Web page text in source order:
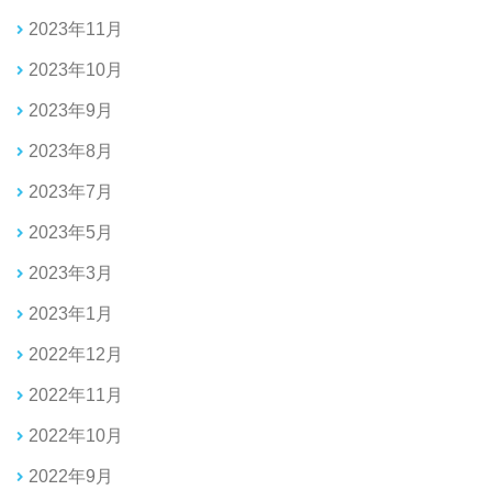
2023年11月
2023年10月
2023年9月
2023年8月
2023年7月
2023年5月
2023年3月
2023年1月
2022年12月
2022年11月
2022年10月
2022年9月